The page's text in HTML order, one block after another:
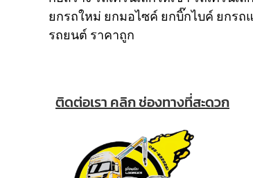
ยกรถใหม่ ยกมอไซค์ ยกบิ๊กไบค์ ยกร
รถยนต์ ราคาถูก
ติดต่อเรา คลิก ช่องทางที่สะดวก